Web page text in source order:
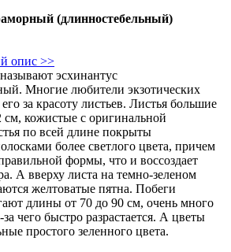
(длинностебельный)
опис >>
эсхинантус
Многие любители экзотических
за красоту листьев. Листья большие
кожистые с оригинальной
по всей длине покрыты
более светлого цвета, причем
формы, что и воссоздает
А вверху листа на темно-зеленом
желтоватые пятна. Побеги
длины от 70 до 90 см, очень много
за чего быстро разрастается. А цветы
простого зеленного цвета.